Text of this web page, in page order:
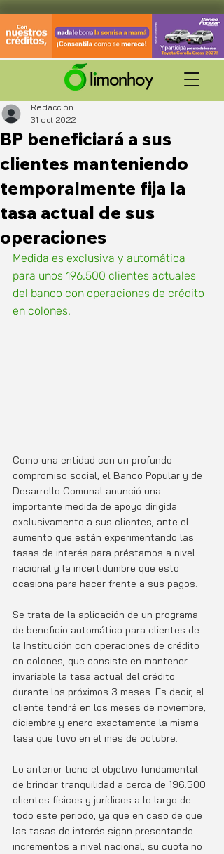
BP beneficiará a sus
clientes manteniendo
temporalmente fija la
tasa actual de sus
operaciones
Redacción
31 oct 2022
Medida es exclusiva y automática
para unos 196.500 clientes actuales
del banco con operaciones de crédito
en colones.
Como una entidad con un profundo
compromiso social, el Banco Popular y de
Desarrollo Comunal anunció una
importante medida de apoyo dirigida
exclusivamente a sus clientes, ante el
aumento que están experimentando las
tasas de interés para préstamos a nivel
nacional y la incertidumbre que esto
ocasiona para hacer frente a sus pagos.
Se trata de la aplicación de un programa
de beneficio automático para clientes de
la Institución con operaciones de crédito
en colones, que consiste en mantener
invariable la tasa actual del crédito
durante los próximos 3 meses. Es decir, el
cliente tendrá en los meses de noviembre,
diciembre y enero exactamente la misma
tasa que tuvo en el mes de octubre.
Lo anterior tiene el objetivo fundamental
de brindar tranquilidad a cerca de 196.500
clientes físicos y jurídicos a lo largo de
todo este periodo, ya que en caso de que
las tasas de interés sigan presentando
incrementos a nivel nacional, su cuota no